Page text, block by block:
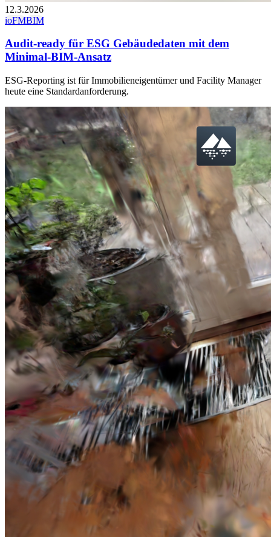
12.3.2026
ioFMBIM
Audit-ready für ESG Gebäudedaten mit dem
Minimal-BIM-Ansatz
ESG-Reporting ist für Immobilieneigentümer und Facility Manager
heute eine Standardanforderung.